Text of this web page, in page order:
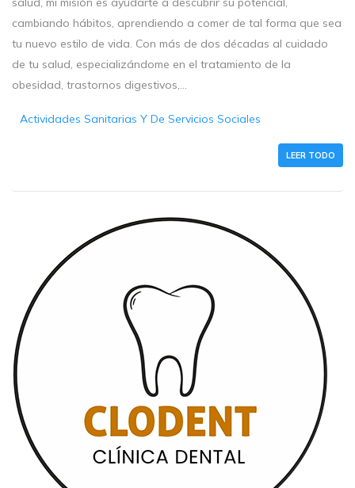
cambiando hábitos, aprendiendo a comer de tal forma que sea
tu nuevo estilo de vida. Con más de dos décadas al cuidado
de tu salud, especializándome en el tratamiento de la
obesidad, trastornos digestivos,...
Actividades Sanitarias Y De Servicios Sociales
LEER TODO